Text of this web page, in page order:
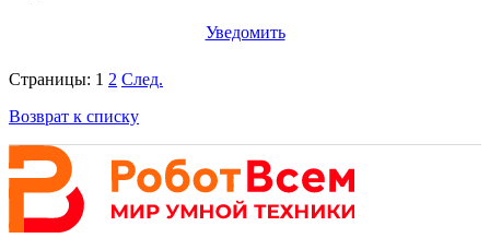
Уведомить
Страницы: 1 2 След.
Возврат к списку